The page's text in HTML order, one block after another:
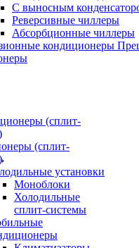
С выносным
Реверсивные чиллеры
Абсорбционные чиллеры
(сплит-
установки
Моноблоки
Холодильные
сплит-системы